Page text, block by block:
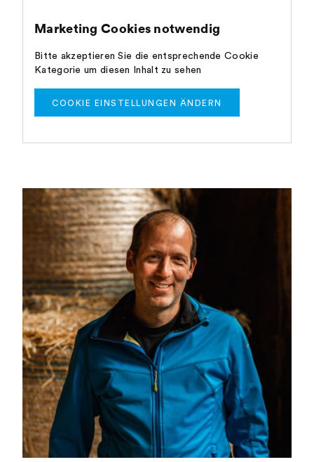
Marketing Cookies notwendig
Bitte akzeptieren Sie die entsprechende Cookie
Kategorie um diesen Inhalt zu sehen
COOKIE EINSTELLUNGEN ÄNDERN